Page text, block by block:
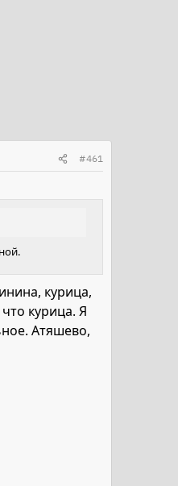
#461
курица,
курица. Я
Атяшево,